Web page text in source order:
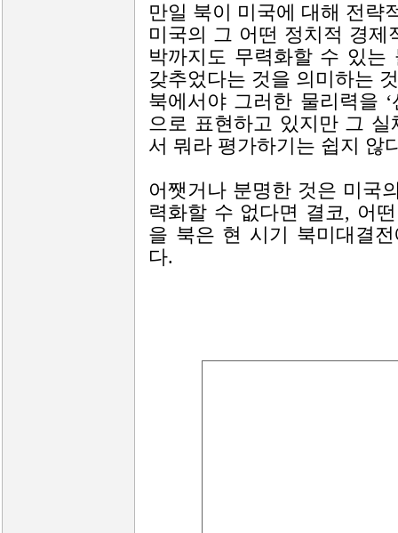
만일 북이 미국에 대해 전략
미국의 그 어떤 정치적 경
박까지도 무력화할 수 있
갖추었다는 것을 의미하는
북에서야 그러한 물리력을 ‘
으로 표현하고 있지만 그
서 뭐라 평가하기는 쉽지 않
어쨋거나 분명한 것은 미국
력화할 수 없다면 결코, 어
을 북은 현 시기 북미대결
다.